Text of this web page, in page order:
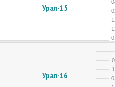
Урал-15
Урал-16